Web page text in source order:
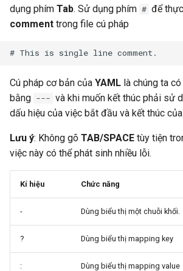
dụng phím Tab. Sử dụng phím # để
comment trong file cú pháp
Cú pháp cơ bản của YAML là chúng ta
bằng --- và khi muốn kết thúc phải sử
dấu hiệu của việc bắt đầu và kết thúc
Lưu ý: Không gõ TAB/SPACE tùy tiện
việc này có thể phát sinh nhiều lỗi.
Kí hiệu Chức năng
- Dùng biểu thị một chuỗi khối.
? Dùng biểu thị mapping key
: Dùng biểu thị mapping value